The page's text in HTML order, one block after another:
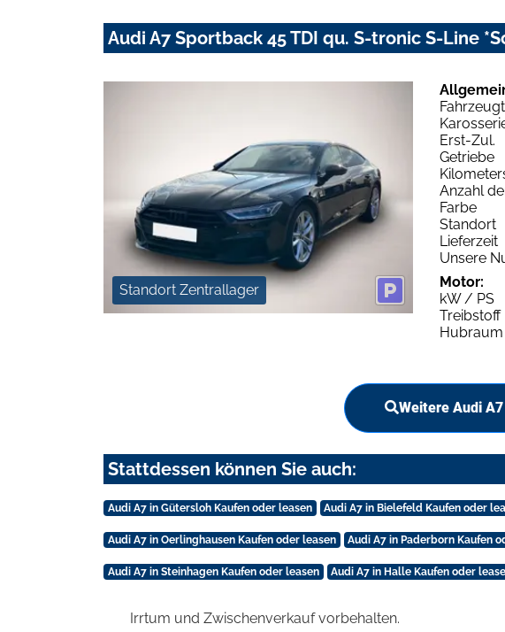
Audi A7 Sportback 45 TDI qu. S-tronic S-Line
Standort Zentrallager
Erst-Zul.
Getriebe
Anzahl
Farbe
Standort
Lieferzeit
Unsere
Motor:
kW / PS
Treibstoff
Hubraum
Weitere Audi
Stattdessen können Sie auch:
Audi A7 in Gütersloh Kaufen oder leasen Audi A7 in Bielefeld Kaufen oder
Audi A7 in Oerlinghausen Kaufen oder leasen Audi A7 in Paderborn Kaufen
Audi A7 in Steinhagen Kaufen oder leasen Audi A7 in Halle Kaufen oder
Irrtum und Zwischenverkauf vorbehalten.